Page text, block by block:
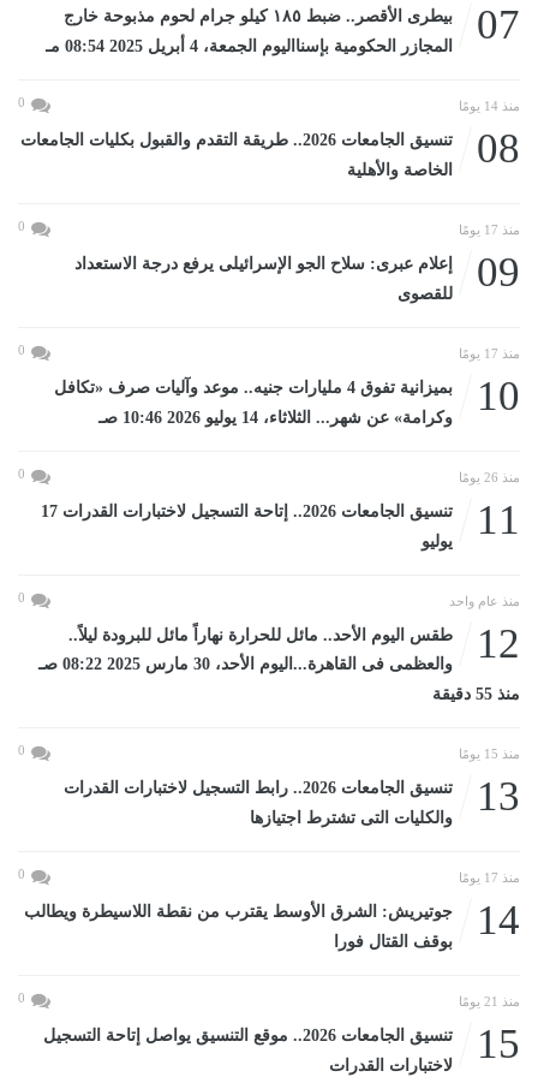
07
بيطرى الأقصر.. ضبط ١٨٥ كيلو جرام لحوم مذبوحة خارج
المجازر الحكومية بإسنااليوم الجمعة، 4 أبريل 2025 08:54 مـ
منذ 14 يومًا 0
08
تنسيق الجامعات 2026.. طريقة التقدم والقبول بكليات الجامعات
الخاصة والأهلية
منذ 17 يومًا 0
09
إعلام عبرى: سلاح الجو الإسرائيلى يرفع درجة الاستعداد
للقصوى
منذ 17 يومًا 0
10
بميزانية تفوق 4 مليارات جنيه.. موعد وآليات صرف «تكافل
وكرامة» عن شهر... الثلاثاء، 14 يوليو 2026 10:46 صـ
منذ 26 يومًا 0
11
تنسيق الجامعات 2026.. إتاحة التسجيل لاختبارات القدرات 17
يوليو
منذ عام واحد 0
12
طقس اليوم الأحد.. مائل للحرارة نهاراً مائل للبرودة ليلاً..
والعظمى فى القاهرة...اليوم الأحد، 30 مارس 2025 08:22 صـ
منذ 55 دقيقة
منذ 15 يومًا 0
13
تنسيق الجامعات 2026.. رابط التسجيل لاختبارات القدرات
والكليات التى تشترط اجتيازها
منذ 17 يومًا 0
14
جوتيريش: الشرق الأوسط يقترب من نقطة اللاسيطرة ويطالب
بوقف القتال فورا
منذ 21 يومًا 0
15
تنسيق الجامعات 2026.. موقع التنسيق يواصل إتاحة التسجيل
لاختبارات القدرات